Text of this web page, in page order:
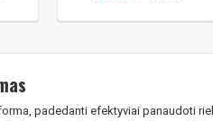
padedanti efektyviai panaudoti